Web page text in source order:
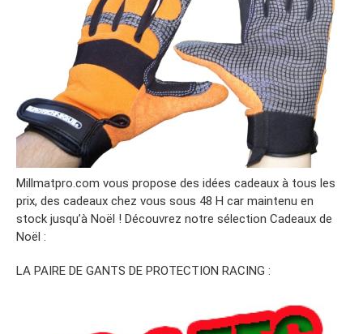
Millmatpro.com vous propose des idées cadeaux à tous les
prix, des cadeaux chez vous sous 48 H car maintenu en
stock jusqu’à Noël ! Découvrez notre sélection Cadeaux de
Noël :
LA PAIRE DE GANTS DE PROTECTION RACING :